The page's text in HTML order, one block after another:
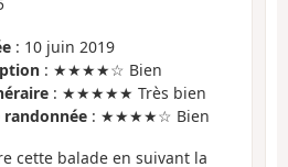
: 10 juin 2019
: ★★★★☆ Bien
: ★★★★★ Très bien
: ★★★★☆ Bien
cette balade en suivant la